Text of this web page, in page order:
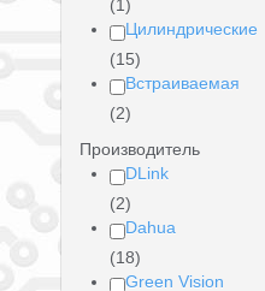
(1)
Цилиндрические
(15)
Встраиваемая
(2)
Производитель
DLink
(2)
Dahua
(18)
Green Vision